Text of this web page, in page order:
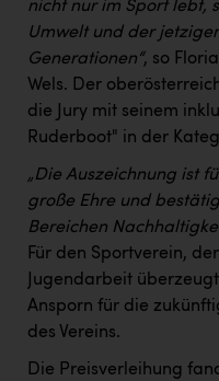
Orlen
PEZ
REMAX
RE/MAX Welcome
Resch&Frisch
RUBBLE MASTER
nicht nur im Sport lebt,
Umwelt und der
Generationen“, so
Wels. Der
die Jury mit seinem
Ruderboot" in der
„Die Auszeichnung ist
große Ehre und
Bereichen
Für den Sportverein,
Jugendarbeit
Ansporn für die
des Vereins.
Die Preisverleihung